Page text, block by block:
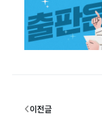
이전글